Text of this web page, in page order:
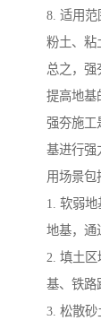
8. 适用范
粉土、粘
总之，强
提高地基
强夯施工
基进行强
用场景包
1. 软弱
地基，通
2. 填土
基、铁路
3. 松散